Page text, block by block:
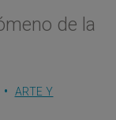
de la
ARTE Y